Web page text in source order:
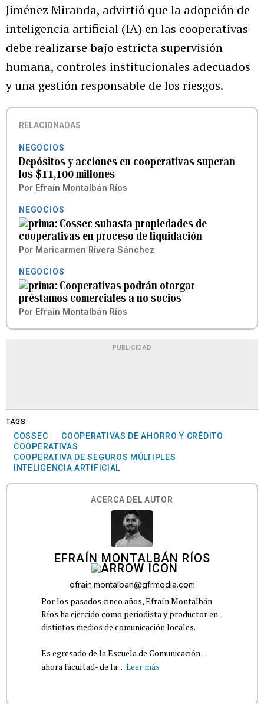
Jiménez Miranda, advirtió que la adopción de
inteligencia artificial (IA) en las cooperativas
debe realizarse bajo estricta supervisión
humana, controles institucionales adecuados
y una gestión responsable de los riesgos.
RELACIONADAS
NEGOCIOS
Depósitos y acciones en cooperativas superan
los $11,100 millones
Por Efraín Montalbán Ríos
NEGOCIOS
Cossec subasta propiedades de
cooperativas en proceso de liquidación
Por Maricarmen Rivera Sánchez
NEGOCIOS
Cooperativas podrán otorgar
préstamos comerciales a no socios
Por Efraín Montalbán Ríos
PUBLICIDAD
TAGS
COSSEC
COOPERATIVAS DE AHORRO Y CRÉDITO
COOPERATIVAS
COOPERATIVA DE SEGUROS MÚLTIPLES
INTELIGENCIA ARTIFICIAL
ACERCA DEL AUTOR
EFRAÍN MONTALBÁN RÍOS
efrain.montalban@gfrmedia.com
Por los pasados cinco años, Efraín Montalbán
Ríos ha ejercido como periodista y productor en
distintos medios de comunicación locales.
Es egresado de la Escuela de Comunicación –
ahora facultad- de la... Leer más